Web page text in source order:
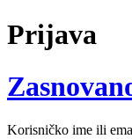
Prijava
Korisničko ime ili